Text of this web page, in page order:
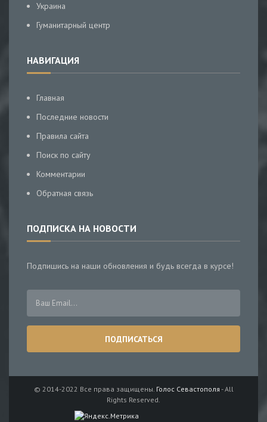
Украина
Гуманитарный центр
НАВИГАЦИЯ
Главная
Последние новости
Правила сайта
Поиск по сайту
Комментарии
Обратная связь
ПОДПИСКА НА НОВОСТИ
Подпишись на наши обновления и будь всегда в курсе!
© 2014-2022 Все права защищены. Голос Севастополя - All
Rights Reserved.